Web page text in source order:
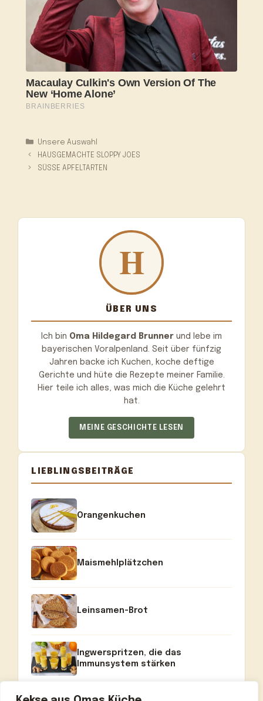
Kategorien
Unsere Auswahl
HAUSGEMACHTE SLOPPY JOES
SÜSSE APFELTARTEN
ÜBER UNS
Ich bin Oma Hildegard Brunner und lebe im
bayerischen Voralpenland. Seit über fünfzig
Jahren backe ich Kuchen, koche deftige
Gerichte und hüte die Rezepte meiner Familie.
Hier teile ich alles, was mich die Küche gelehrt
hat.
MEINE GESCHICHTE LESEN
LIEBLINGSBEITRÄGE
Orangenkuchen
Maismehlplätzchen
Leinsamen-Brot
Ingwerspritzen, die das
Immunsystem stärken